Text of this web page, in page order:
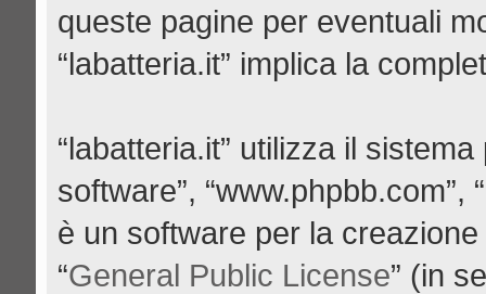
queste pagine per eventuali
“labatteria.it” implica la
“labatteria.it” utilizza il
software”, “www.phpbb.com”,
è un software per la
“General Public License” (in